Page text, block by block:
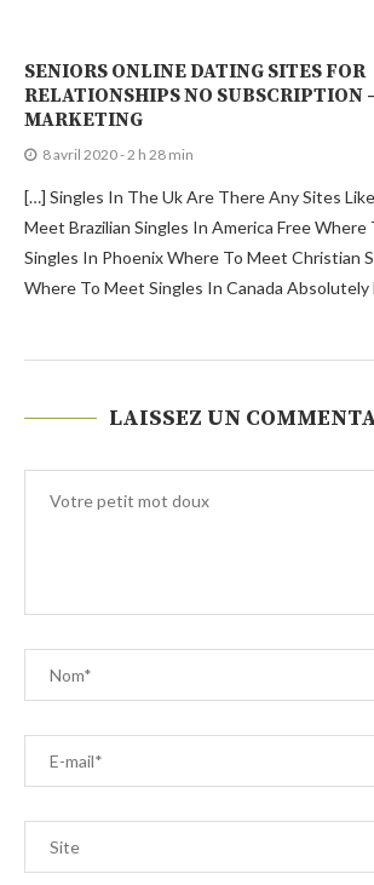
8 avril 2020 - 2 h 28 min
[…] Singles In The Uk Are There Any Sites
Meet Brazilian Singles In America Free Where
Singles In Phoenix Where To Meet Christian
Where To Meet Singles In Canada Absolutely
Save my name, email, and website in this
time I comment.